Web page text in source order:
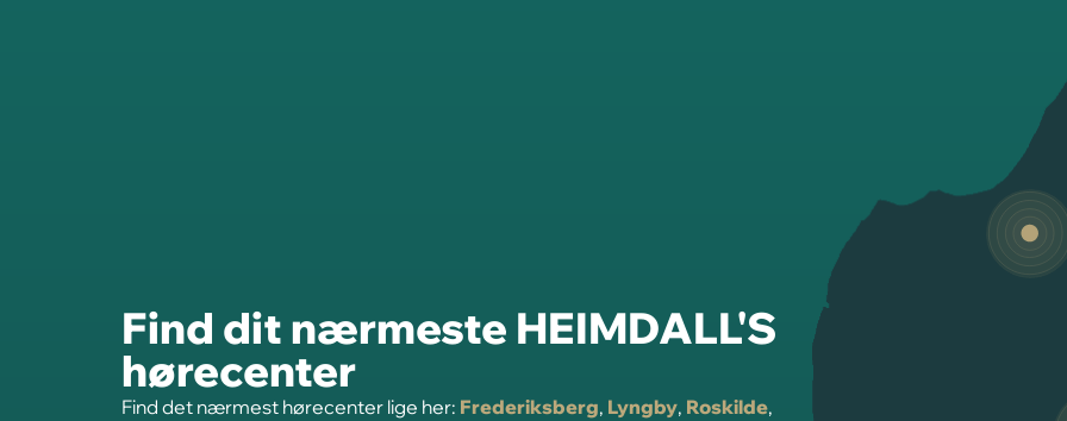
Find dit nærmeste HEIMDALL'S
hørecenter
Find det nærmest hørecenter lige her: Frederiksberg, Lyngby, Roskilde,